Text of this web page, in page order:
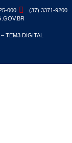
000
(37) 3371-9200
TEM3.DIGITAL